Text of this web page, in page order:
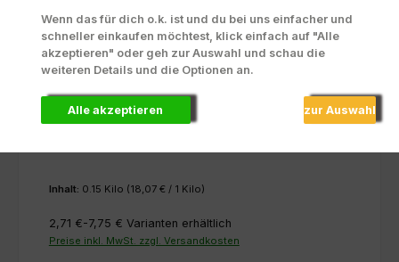
Mini Kartoffelhäppchen Büffel
Inhalt: 0.15 Kilo (18,07 € / 1 Kilo)
2,71 €-7,75 € Varianten erhältlich
Preise inkl. MwSt. zzgl. Versandkosten
Wenn das für dich o.k. ist und du bei uns einfacher und
schneller einkaufen möchtest, klick einfach auf "Alle
akzeptieren" oder geh zur Auswahl und schau die
weiteren Details und die Optionen an.
Alle akzeptieren zur Auswahl